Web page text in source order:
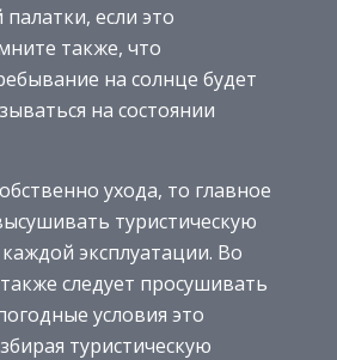
палатки, если это
также, что
на солнце будет
на состоянии
ухода, то главное
туристическую
эксплуатации. Во
следует просушивать
условия это
туристическую